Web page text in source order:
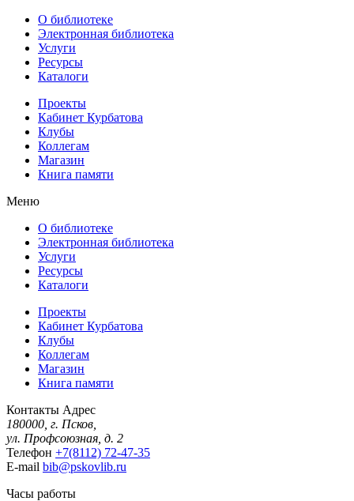
О библиотеке
Электронная библиотека
Услуги
Ресурсы
Каталоги
Проекты
Кабинет Курбатова
Клубы
Коллегам
Магазин
Книга памяти
Меню
О библиотеке
Электронная библиотека
Услуги
Ресурсы
Каталоги
Проекты
Кабинет Курбатова
Клубы
Коллегам
Магазин
Книга памяти
Контакты Адрес
180000, г. Псков,
ул. Профсоюзная, д. 2
Телефон +7(8112) 72-47-35
E-mail bib@pskovlib.ru
Часы работы